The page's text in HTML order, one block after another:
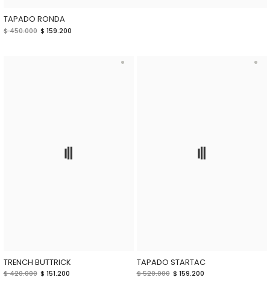
TAPADO RONDA
$ 450.000 $ 159.200
TRENCH BUTTRICK
$ 420.000 $ 151.200
TAPADO STARTAC
$ 520.000 $ 159.200